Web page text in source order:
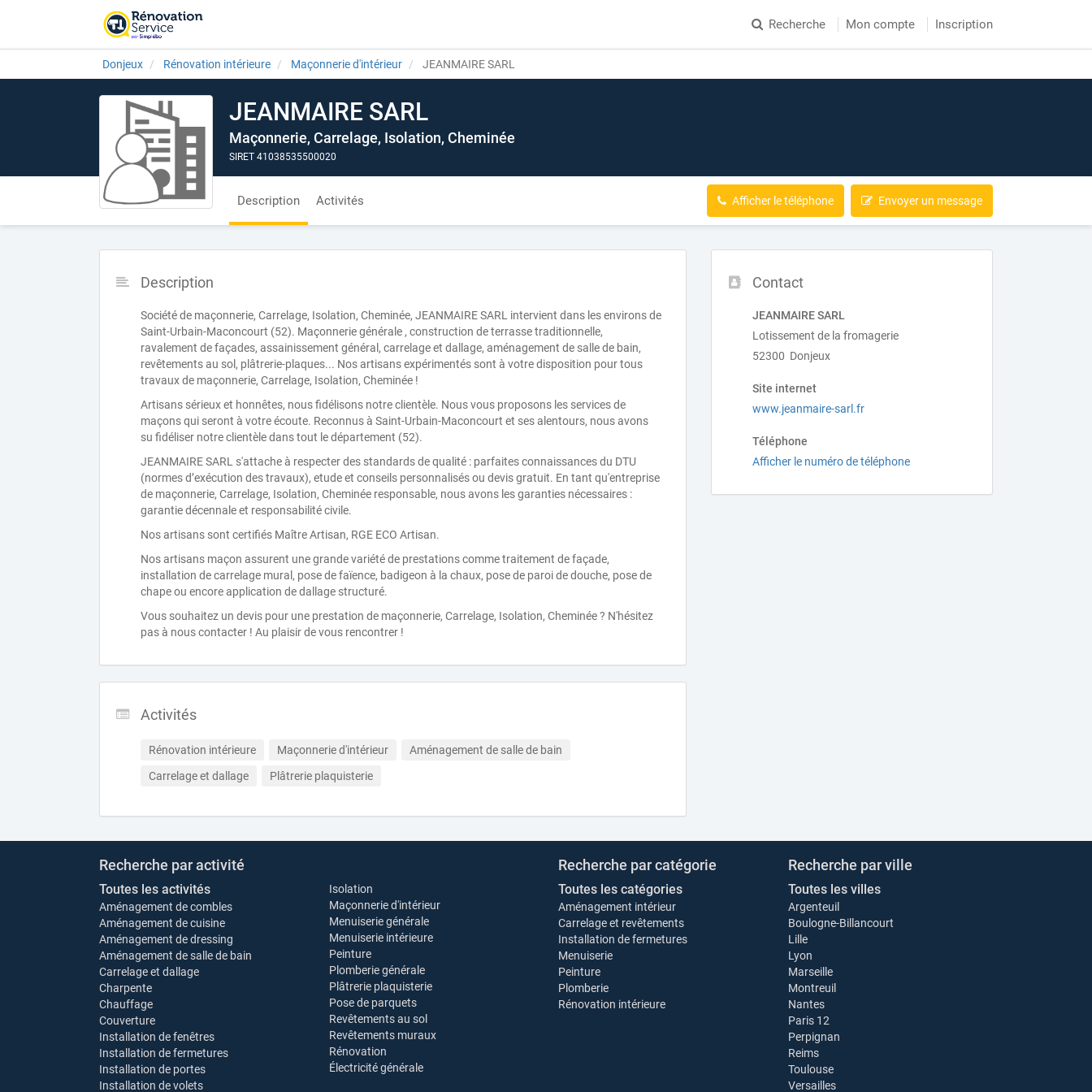
Recherche Mon compte Inscription
Donjeux Rénovation intérieure Maçonnerie d'intérieur JEANMAIRE SARL
JEANMAIRE SARL
Maçonnerie, Carrelage, Isolation, Cheminée
SIRET 41038535500020
Description Activités Afficher le téléphone Envoyer un message
Contact
JEANMAIRE SARL
Lotissement de la fromagerie
52300 Donjeux
Site internet
www.jeanmaire-sarl.fr
Téléphone
Afficher le numéro de téléphone
Description
Société de maçonnerie, Carrelage, Isolation, Cheminée, JEANMAIRE SARL intervient dans les environs de
Saint-Urbain-Maconcourt (52). Maçonnerie générale , construction de terrasse traditionnelle,
ravalement de façades, assainissement général, carrelage et dallage, aménagement de salle de bain,
revêtements au sol, plâtrerie-plaques... Nos artisans expérimentés sont à votre disposition pour tous
travaux de maçonnerie, Carrelage, Isolation, Cheminée !
Artisans sérieux et honnêtes, nous fidélisons notre clientèle. Nous vous proposons les services de
maçons qui seront à votre écoute. Reconnus à Saint-Urbain-Maconcourt et ses alentours, nous avons
su fidéliser notre clientèle dans tout le département (52).
JEANMAIRE SARL s'attache à respecter des standards de qualité : parfaites connaissances du DTU
(normes d’exécution des travaux), etude et conseils personnalisés ou devis gratuit. En tant qu'entreprise
de maçonnerie, Carrelage, Isolation, Cheminée responsable, nous avons les garanties nécessaires :
garantie décennale et responsabilité civile.
Nos artisans sont certifiés Maître Artisan, RGE ECO Artisan.
Nos artisans maçon assurent une grande variété de prestations comme traitement de façade,
installation de carrelage mural, pose de faïence, badigeon à la chaux, pose de paroi de douche, pose de
chape ou encore application de dallage structuré.
Vous souhaitez un devis pour une prestation de maçonnerie, Carrelage, Isolation, Cheminée ? N'hésitez
pas à nous contacter ! Au plaisir de vous rencontrer !
Activités
Rénovation intérieure Maçonnerie d'intérieur
Aménagement de salle de bain
Carrelage et dallage
Plâtrerie plaquisterie
Recherche par activité
Toutes les activités
Aménagement de combles
Aménagement de cuisine
Aménagement de dressing
Aménagement de salle de bain
Carrelage et dallage
Charpente
Chauffage
Couverture
Installation de fenêtres
Installation de fermetures
Installation de portes
Installation de volets
Isolation
Maçonnerie d'intérieur
Menuiserie générale
Menuiserie intérieure
Peinture
Plomberie générale
Plâtrerie plaquisterie
Pose de parquets
Revêtements au sol
Revêtements muraux
Rénovation
Électricité générale
Recherche par catégorie
Toutes les catégories
Aménagement intérieur
Carrelage et revêtements
Installation de fermetures
Menuiserie
Peinture
Plomberie
Rénovation intérieure
Recherche par ville
Toutes les villes
Argenteuil
Boulogne-Billancourt
Lille
Lyon
Marseille
Montreuil
Nantes
Paris 12
Perpignan
Reims
Toulouse
Versailles